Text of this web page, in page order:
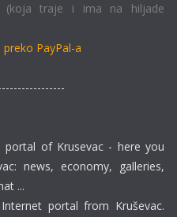
(koja traje i ima na hiljade
preko PayPal-a
portal of Krusevac - here you
news, economy, galleries,
...
portal from Kruševac.